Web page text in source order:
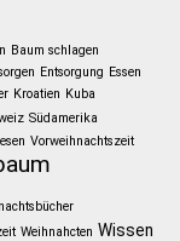
Baum schlagen
Entsorgung Essen
Kroatien Kuba
Südamerika
Vorweihnachtszeit
Weihnahcten Wissen